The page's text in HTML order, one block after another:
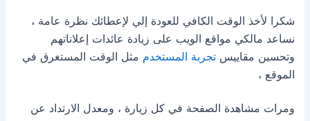
شكرا لأخذ الوقت الكافي للعودة إلي لإعطائك نظرة عامة ،
نساعد مالكي مواقع الويب على زيادة عائدات إعلاناتهم
وتحسين مقاييستجربة المستخدم مثل الوقت المستغرق في
الموقع ،
ومرات مشاهدة الصفحة في كل زيارة ، ومعدل الارتداد عن